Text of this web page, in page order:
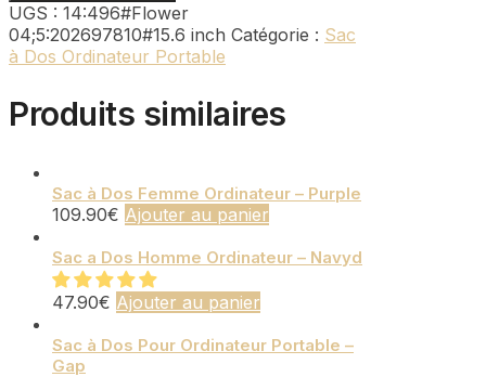
UGS : 14:496#Flower
04;5:202697810#15.6 inch Catégorie : Sac
à Dos Ordinateur Portable
Produits similaires
Sac à Dos Femme Ordinateur – Purple
109.90€ Ajouter au panier
Sac a Dos Homme Ordinateur – Navyd
47.90€ Ajouter au panier
Sac à Dos Pour Ordinateur Portable –
Gap